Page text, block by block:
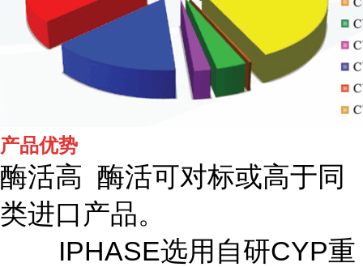
产品优势
酶活高 酶活可对标或高于同
类进口产品。
IPHASE选用自研CYP重